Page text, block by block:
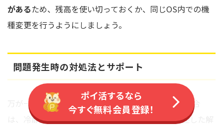
があるため、残高を使い切っておくか、同じOS内での機
種変更を行うようにしましょう。
問題発生時の対処法とサポート
万が一、LINEコインに関するトラブルが発生した場合
は、冷静に対処することが大切です。まずは、上述した解
ポイ活するなら
今すぐ無料会員登録！